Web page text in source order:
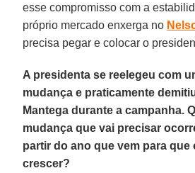
esse compromis­so com a
pró­prio mercado enxerga no
precisa pegar e colocar o
A presidenta se reelegeu com
mudança e praticamente
Mantega durante a campanha.
mudança que vai precisar
partir do ano que vem para que
crescer?